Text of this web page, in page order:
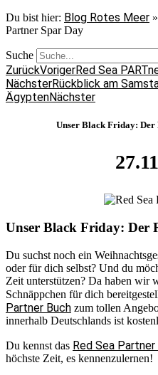
Du bist hier: Blog Rotes Meer »
Partner Spar Day
Suche
ZurückVorigerRed Sea
NächsterRückblick am
ÄgyptenNächster
Unser Black Friday: Der
Unser Black Friday: Der
Du suchst noch ein
oder für dich selbst? Und du
Zeit unterstützen? Da haben wir
Schnäppchen für dich
Partner Buch zum tollen
innerhalb Deutschlands ist
Du kennst das Red Sea Partner
höchste Zeit, es kennenzulernen!